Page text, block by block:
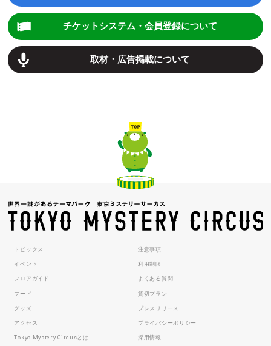
チケットシステム・会員登録について
取材・広告掲載について
トピックス
イベント
フロアガイド
フード
グッズ
アクセス
Tokyo Mystery Circusとは
注意事項
利用制限
よくある質問
貸切プラン
プレスリリース
プライバシーポリシー
採用情報